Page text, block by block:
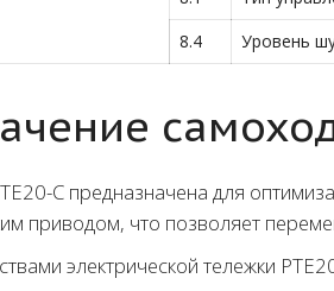
8.4
Уровень
C предназначена для
приводом, что позволяет
электрической тележки